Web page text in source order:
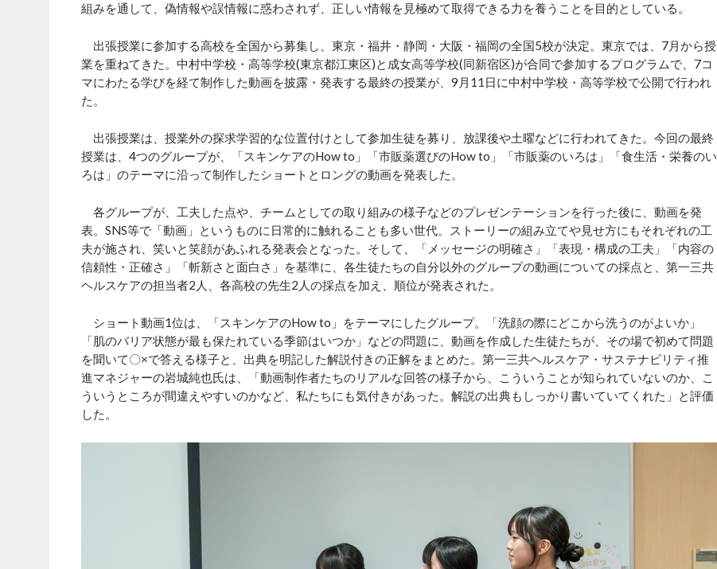
組みを通して、偽情報や誤情報に惑わされず、正しい情報を見極めて取得できる力を養うことを目的としている。
出張授業に参加する高校を全国から募集し、東京・福井・静岡・大阪・福岡の全国5校が決定。東京では、7月から授
業を重ねてきた。中村中学校・高等学校(東京都江東区)と成女高等学校(同新宿区)が合同で参加するプログラムで、7コ
マにわたる学びを経て制作した動画を披露・発表する最終の授業が、9月11日に中村中学校・高等学校で公開で行われ
た。
出張授業は、授業外の探求学習的な位置付けとして参加生徒を募り、放課後や土曜などに行われてきた。今回の最終
授業は、4つのグループが、「スキンケアのHow to」「市販薬選びのHow to」「市販薬のいろは」「食生活・栄養のい
ろは」のテーマに沿って制作したショートとロングの動画を発表した。
各グループが、工夫した点や、チームとしての取り組みの様子などのプレゼンテーションを行った後に、動画を発
表。SNS等で「動画」というものに日常的に触れることも多い世代。ストーリーの組み立てや見せ方にもそれぞれの工
夫が施され、笑いと笑顔があふれる発表会となった。そして、「メッセージの明確さ」「表現・構成の工夫」「内容の
信頼性・正確さ」「斬新さと面白さ」を基準に、各生徒たちの自分以外のグループの動画についての採点と、第一三共
ヘルスケアの担当者2人、各高校の先生2人の採点を加え、順位が発表された。
ショート動画1位は、「スキンケアのHow to」をテーマにしたグループ。「洗顔の際にどこから洗うのがよいか」
「肌のバリア状態が最も保たれている季節はいつか」などの問題に、動画を作成した生徒たちが、その場で初めて問題
を聞いて〇×で答える様子と、出典を明記した解説付きの正解をまとめた。第一三共ヘルスケア・サステナビリティ推
進マネジャーの岩城純也氏は、「動画制作者たちのリアルな回答の様子から、こういうことが知られていないのか、こ
ういうところが間違えやすいのかなど、私たちにも気付きがあった。解説の出典もしっかり書いていてくれた」と評価
した。